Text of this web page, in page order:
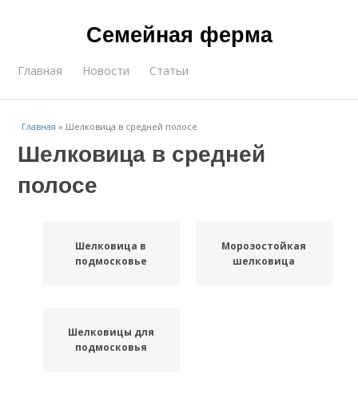
Семейная ферма
Главная Новости Статьи
Главная » Шелковица в средней полосе
Шелковица в средней
полосе
Шелковица в
подмосковье
Морозостойкая
шелковица
Шелковицы для
подмосковья